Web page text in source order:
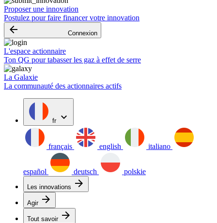
Proposer une innovation
Postulez pour faire financer votre innovation
arrow_backward Connexion
L'espace actionnaire
Ton QG pour tabasser les gaz à effet de serre
La Galaxie
La communauté des actionnaires actifs
fr expand_more
français english italiano
español deutsch polskie
Les innovations arrow_forward
Agir arrow_forward
Tout savoir arrow_forward